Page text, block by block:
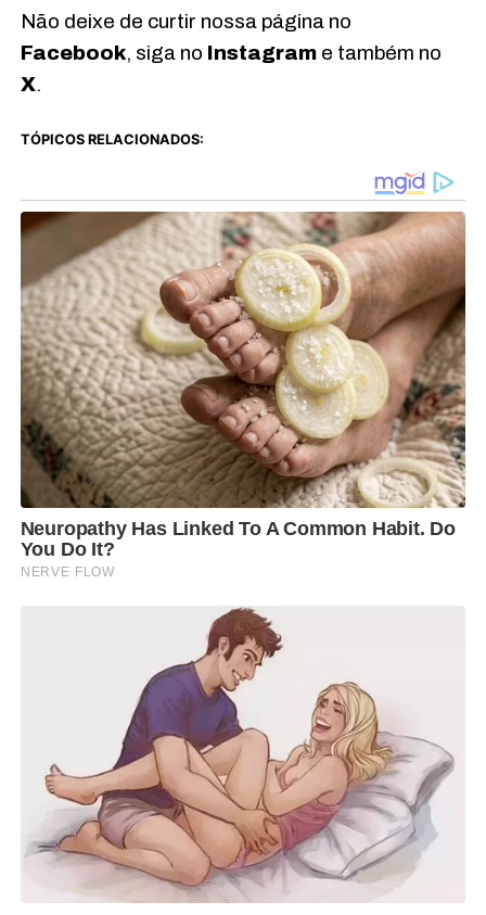
Não deixe de curtir nossa página no
Facebook, siga no Instagrame também no
X.
TÓPICOS RELACIONADOS: